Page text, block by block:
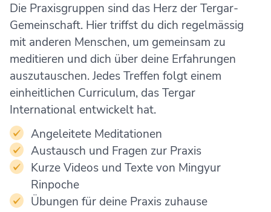
Die Praxisgruppen sind das Herz der Tergar-
Gemeinschaft. Hier triffst du dich regelmässig
mit anderen Menschen, um gemeinsam zu
meditieren und dich über deine Erfahrungen
auszutauschen. Jedes Treffen folgt einem
einheitlichen Curriculum, das Tergar
International entwickelt hat.
Angeleitete Meditationen
Austausch und Fragen zur Praxis
Kurze Videos und Texte von Mingyur
Rinpoche
Übungen für deine Praxis zuhause